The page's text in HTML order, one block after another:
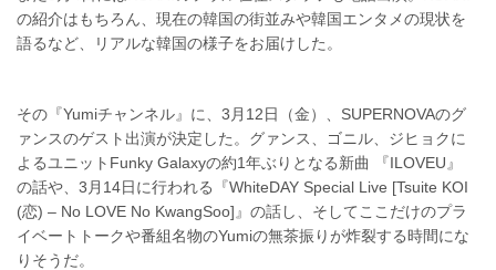
の紹介はもちろん、現在の韓国の街並みや韓国エンタメの現状を
語るなど、リアルな韓国の様子をお届けした。
その『Yumiチャンネル』に、3月12日（金）、SUPERNOVAのグ
ァンスのゲスト出演が決定した。グァンス、ゴニル、ジヒョクに
よるユニットFunky Galaxyの約1年ぶりとなる新曲 『ILOVEU』
の話や、3月14日に行われる『WhiteDAY Special Live [Tsuite KOI
(恋) – No LOVE No KwangSoo]』の話し、そしてここだけのプラ
イベートトークや番組名物のYumiの無茶振りが炸裂する時間にな
りそうだ。